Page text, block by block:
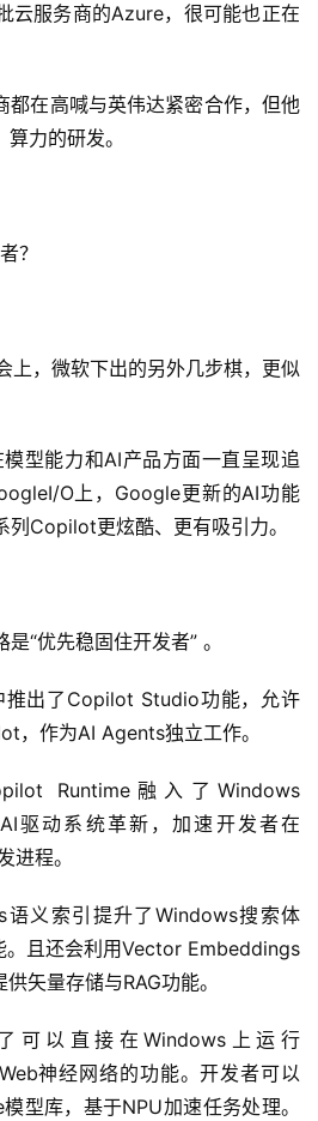
云服务商的Azure，很可能也正在
都在高喊与英伟达紧密合作，但他
力的研发。
？
，微软下出的另外几步棋，更似
型能力和AI产品方面一直呈现追
O上，Google更新的AI功能
Copilot更炫酷、更有吸引力。
“优先稳固住开发者” 。
推出了Copilot Studio功能，允许
，作为AI Agents独立工作。
Runtime融入了Windows
驱动系统革新，加速开发者在
进程。
义索引提升了Windows搜索体
。且还会利用Vector Embeddings
矢量存储与RAG功能。
可以直接在Windows上运行
神经网络的功能。开发者可以
型库，基于NPU加速任务处理。